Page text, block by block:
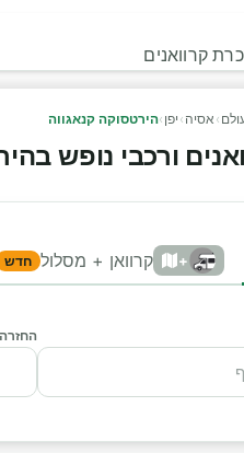
קרוואנים
› אסיה › יפן ›הירטסוקה קנאגווה
ורכבי נופש
+ קרוואן + מסלול חדש
החזרה